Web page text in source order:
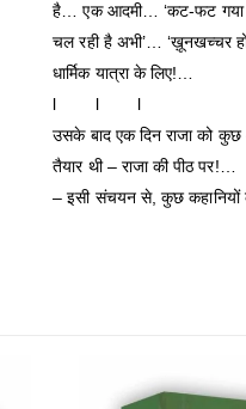
है… एक आदमी… ‘कट-फट गया
चल रही है अभी’… ‘ख़ूनखच्चर
धार्मिक यात्रा के लिए!…
l l l
उसके बाद एक दिन राजा को
तैयार थी – राजा की पीठ पर!…
– इसी संचयन से, कुछ